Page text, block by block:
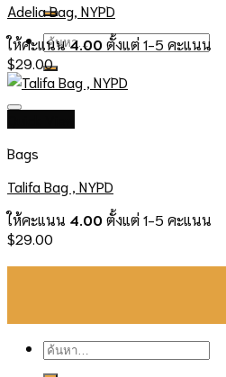
ค้นหา:
Adelia Bag, NYPD
ให้คะแนน4.00ตั้งแต่ 1-5 คะแนน
$29.00
Bags
Talifa Bag , NYPD
ให้คะแนน 4.00ตั้งแต่ 1-5 คะแนน
$29.00
ค้นหา: